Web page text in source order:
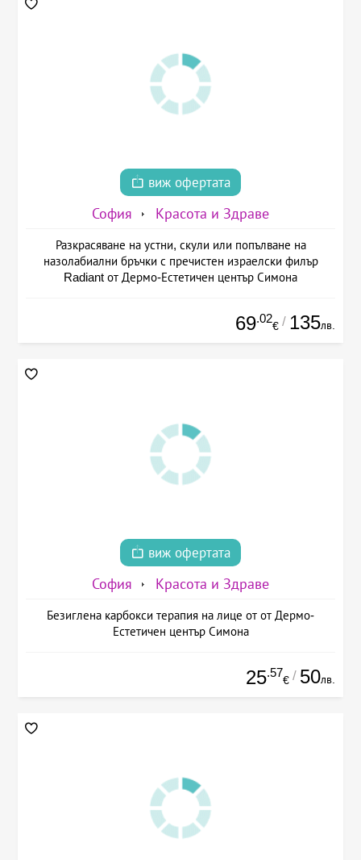
виж офертата
София Красота и Здраве
Разкрасяване на устни, скули или попълване на
назолабиални бръчки с пречистен израелски филър
Radiant от Дермо-Естетичен център Симона
69.02
€ / 135лв.
виж офертата
София Красота и Здраве
Безиглена карбокси терапия на лице от от Дермо-
Естетичен център Симона
25.57
€ / 50лв.